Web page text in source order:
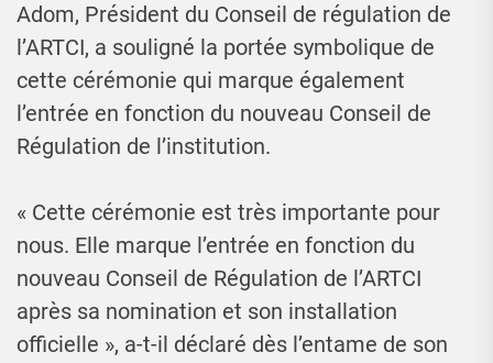
Adom, Président du Conseil de régulation de
l’ARTCI, a souligné la portée symbolique de
cette cérémonie qui marque également
l’entrée en fonction du nouveau Conseil de
Régulation de l’institution.
« Cette cérémonie est très importante pour
nous. Elle marque l’entrée en fonction du
nouveau Conseil de Régulation de l’ARTCI
après sa nomination et son installation
officielle », a-t-il déclaré dès l’entame de son